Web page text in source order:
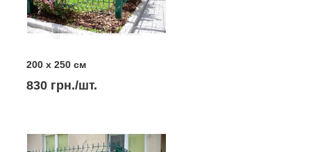
200 х 250 см
830 грн./шт.